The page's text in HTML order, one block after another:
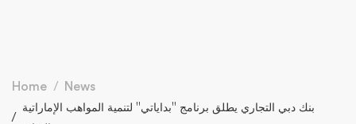
Home
News
بنك دبي التجاري يطلق برنامج "بداياتي" لتنمية المواهب الإماراتية